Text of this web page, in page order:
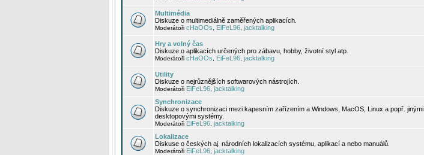
Multimédia
Diskuze o multimediálně zaměřených aplikacích.
Moderátoři cHaOOs EiFeL96 jacktalking
Hry a volný čas
Diskuze o aplikacích určených pro zábavu, hobby, životní styl atp.
Moderátoři cHaOOs EiFeL96 jacktalking
Utility
Diskuze o nejrůznějších softwarových nástrojích.
Moderátoři EiFeL96 jacktalking
Synchronizace
Diskuze o synchronizaci mezi kapesním zařízením a Windows, MacOS, Linux a popř. jinými
desktopovými systémy.
Moderátoři EiFeL96 jacktalking
Lokalizace
Diskuse o českých aj. národních lokalizacích systému, aplikací a nebo manuálů.
Moderátoři EiFeL96 jacktalking